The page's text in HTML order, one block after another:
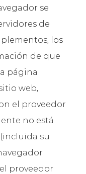
se
de
los
de que
página
web,
el proveedor
no está
su
proveedor